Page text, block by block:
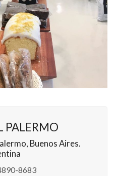
PALERMO
Buenos Aires.
8683